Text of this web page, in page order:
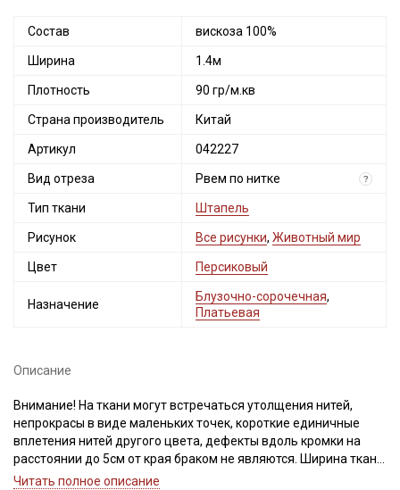
Состав вискоза 100%
Ширина 1.4м
Плотность 90 гр/м.кв
Страна производитель Китай
Артикул 042227
Вид отреза Рвем по нитке ?
Тип ткани Штапель
Рисунок Все рисунки, Животный мир
Цвет Персиковый
Назначение
Блузочно-сорочечная,
Платьевая
Описание
Внимание! На ткани могут встречаться утолщения нитей,
непрокрасы в виде маленьких точек, короткие единичные
вплетения нитей другого цвета, дефекты вдоль кромки на
расстоянии до 5см от края браком не являются. Ширина ткани
±2см. Просим учитывать это при покупке.
Читать полное описание